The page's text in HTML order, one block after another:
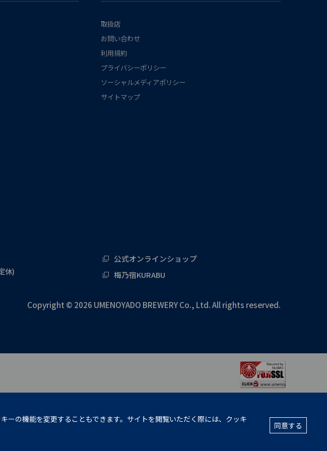
取扱店
お問い合わせ
利用規約
プライバシーポリシー
ソーシャルメディアポリシー
サイトマップ
休)
公式オンラインショップ
梅乃宿KURABU
Copyright © 2026 UMENOYADO BREWERY Co., Ltd. All rights reserved.
ます。
同意する
ーの機能を変更することもできます。サイトを閲覧いただく際には、クッキ